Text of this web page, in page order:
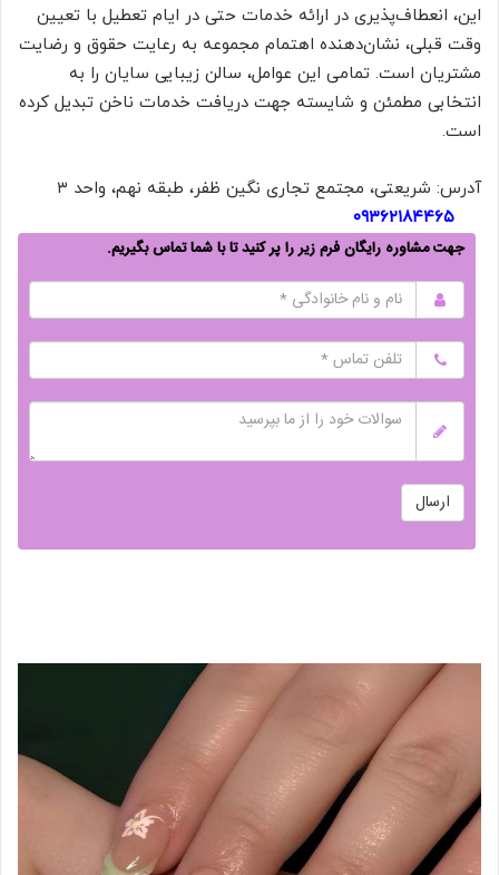
این، انعطاف‌پذیری در ارائه خدمات حتی در ایام تعطیل با تعیین
وقت قبلی، نشان‌دهنده اهتمام مجموعه به رعایت حقوق و رضایت
مشتریان است. تمامی این عوامل، سالن زیبایی سایان را به
انتخابی مطمئن و شایسته جهت دریافت خدمات ناخن تبدیل کرده
است.
آدرس: شریعتی، مجتمع تجاری نگین ظفر، طبقه نهم، واحد ۳
۰۹۳۶۲۱۸۴۴۶۵